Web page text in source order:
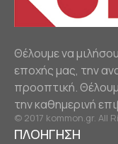
Θέλουμε να
εποχής μας, την
προοπτική.
την καθημερινή
© 2017 kommon.gr. All
ΠΛΟΗΓΗΣΗ